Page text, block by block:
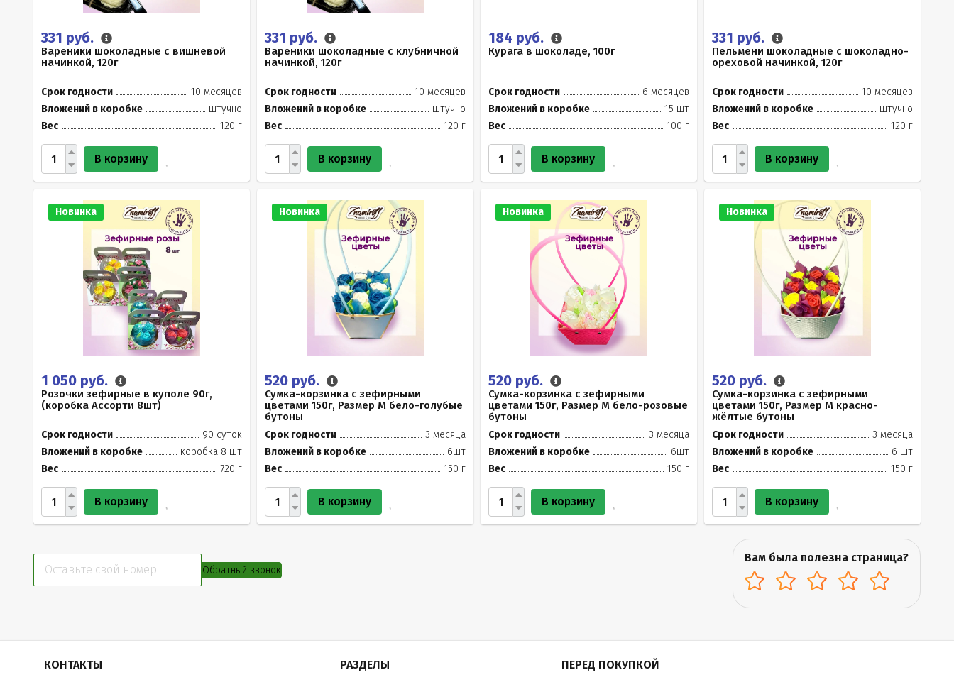
331 руб.
Вареники шоколадные с вишневой
начинкой, 120г
Срок годности
10 месяцев
Вложений в коробке
штучно
Вес
120 г
В корзину
331 руб.
Вареники шоколадные с клубничной
начинкой, 120г
Срок годности
10 месяцев
Вложений в коробке
штучно
Вес
120 г
В корзину
184 руб.
Курага в шоколаде, 100г
Срок годности
6 месяцев
Вложений в коробке
15 шт
Вес
100 г
В корзину
331 руб.
Пельмени шоколадные с шоколадно-
ореховой начинкой, 120г
Срок годности
10 месяцев
Вложений в коробке
штучно
Вес
120 г
В корзину
Новинка
1 050 руб.
Розочки зефирные в куполе 90г,
(коробка Ассорти 8шт)
Срок годности
90 суток
Вложений в коробке
коробка 8 шт
Вес
720 г
В корзину
Новинка
520 руб.
Сумка-корзинка с зефирными
цветами 150г, Размер М бело-голубые
бутоны
Срок годности
3 месяца
Вложений в коробке
6шт
Вес
150 г
В корзину
Новинка
520 руб.
Сумка-корзинка с зефирными
цветами 150г, Размер М бело-розовые
бутоны
Срок годности
3 месяца
Вложений в коробке
6шт
Вес
150 г
В корзину
Новинка
520 руб.
Сумка-корзинка с зефирными
цветами 150г, Размер М красно-
жёлтые бутоны
Срок годности
3 месяца
Вложений в коробке
6 шт
Вес
150 г
В корзину
Обратный звонок
Вам была полезна страница?
КОНТАКТЫ РАЗДЕЛЫ ПЕРЕД ПОКУПКОЙ